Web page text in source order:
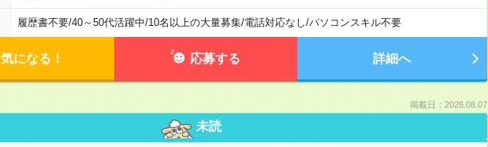
履歴書不要/40～50代活躍中/10名以上の大量募集/電話対応なし/パソコンスキル不要
気になる！ 応募する 詳細へ
掲載日：2026.08.07
未読